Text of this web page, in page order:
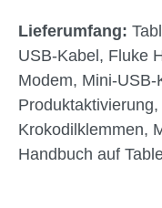
Lieferumfang:
USB-Kabel, Fluke
Modem, Mini-
Krokodilklemmen,
Handbuch auf